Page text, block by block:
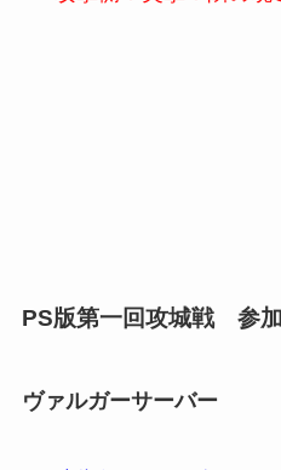
PS版第一回攻城戦 参
ヴァルガーサーバー